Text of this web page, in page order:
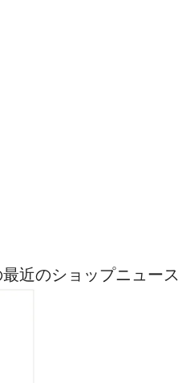
近のショップニュース